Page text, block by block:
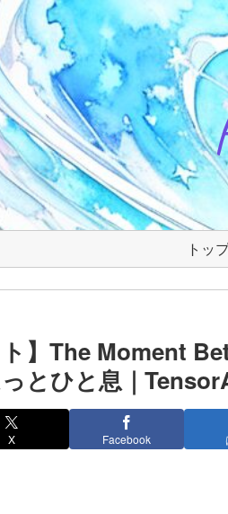
トッ
ト】The Moment
とひと息｜
X Facebook